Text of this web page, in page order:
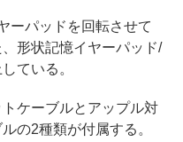
ーパッドを回転させて
形状記憶イヤーパッド/
ている。
ケーブルとアップル対
の2種類が付属する。